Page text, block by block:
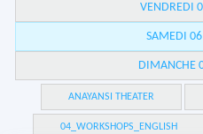
VENDREDI
SAMEDI
DIMANCHE
ANAYANSI THEATER
04_WORKSHOPS_ENGLISH